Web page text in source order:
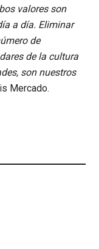
valores son
a día. Eliminar
de
de la cultura
son nuestros
Mercado.